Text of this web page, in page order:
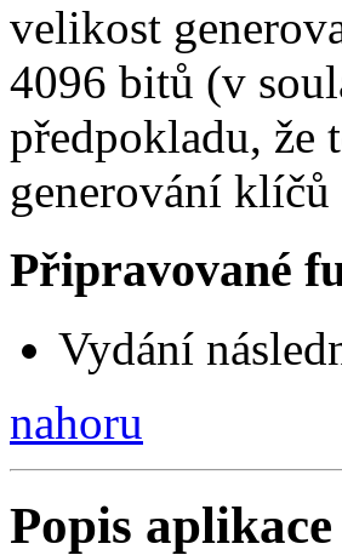
velikost
4096 bitů (v
předpokladu, že
generování
Připravované
Vydání
nahoru
Popis aplikace